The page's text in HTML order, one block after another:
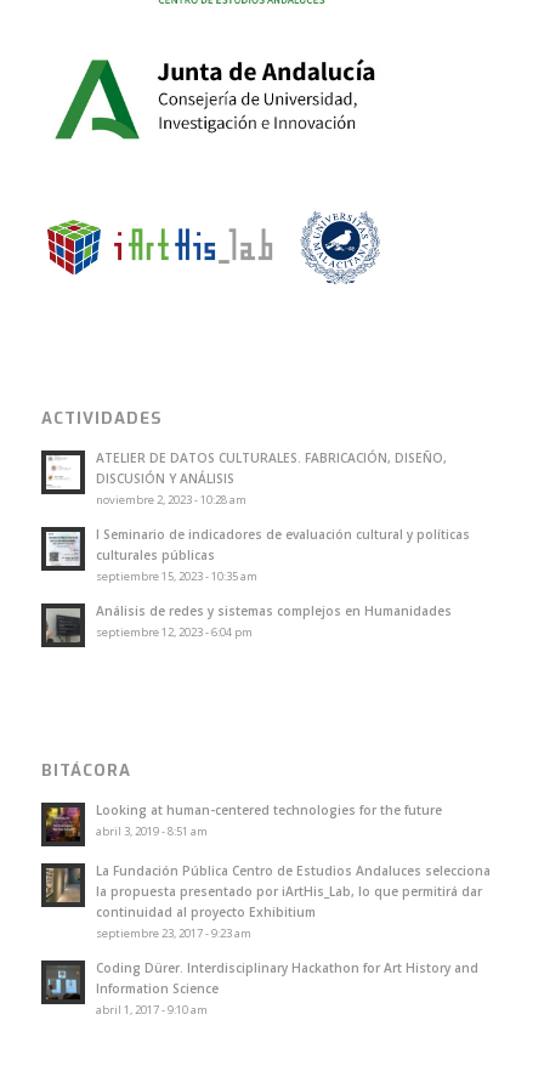
ACTIVIDADES
ATELIER DE DATOS CULTURALES. FABRICACIÓN, DISEÑO,
DISCUSIÓN Y ANÁLISIS
noviembre 2, 2023 - 10:28 am
I Seminario de indicadores de evaluación cultural y políticas
culturales públicas
septiembre 15, 2023 - 10:35 am
Análisis de redes y sistemas complejos en Humanidades
septiembre 12, 2023 - 6:04 pm
BITÁCORA
Looking at human-centered technologies for the future
abril 3, 2019 - 8:51 am
La Fundación Pública Centro de Estudios Andaluces selecciona
la propuesta presentado por iArtHis_Lab, lo que permitirá dar
continuidad al proyecto Exhibitium
septiembre 23, 2017 - 9:23 am
Coding Dürer. Interdisciplinary Hackathon for Art History and
Information Science
abril 1, 2017 - 9:10 am